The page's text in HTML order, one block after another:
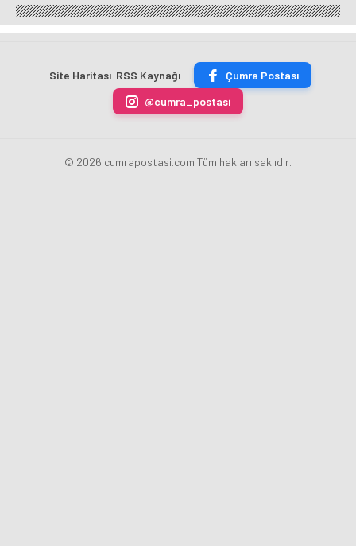
Türkiye
Şampiyonası'ndan
Öğrencileri
Futbol
Can
Akpınar
Madalyayı
Aldı
Geleneksel
Okçulukta
Site Haritası RSS Kaynağı
Çumra Postası
@cumra_postasi
© 2026 cumrapostasi.com Tüm hakları saklıdır.